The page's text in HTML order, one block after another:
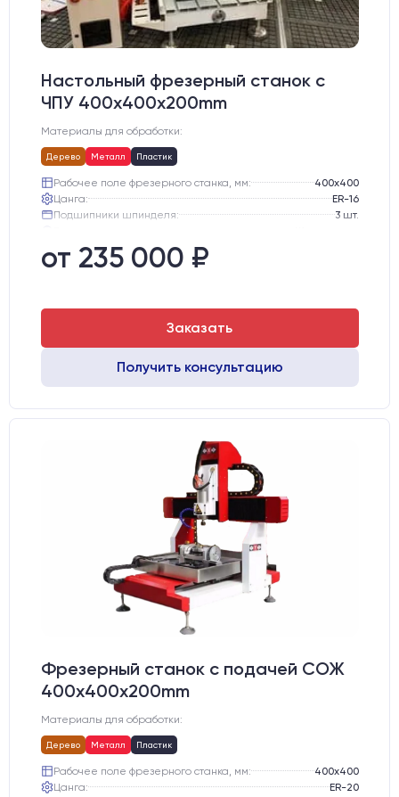
Настольный фрезерный станок с
ЧПУ 400x400x200mm
Материалы для обработки:
Дерево Металл Пластик
Рабочее поле фрезерного станка, мм:
400х400
Цанга:
ER-16
Подшипники шпинделя:
3 шт.
Стол:
Двигатели:
от 235 000 ₽
Заказать
Получить консультацию
Фрезерный станок с подачей СОЖ
400x400x200mm
Материалы для обработки:
Дерево Металл Пластик
Рабочее поле фрезерного станка, мм:
400х400
Цанга:
ER-20